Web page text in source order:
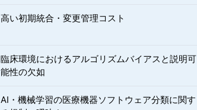
高い初期統合・変更管理コスト
臨床環境におけるアルゴリズムバイアスと説明可
能性の欠如
AI・機械学習の医療機器ソフトウェア分類に関す